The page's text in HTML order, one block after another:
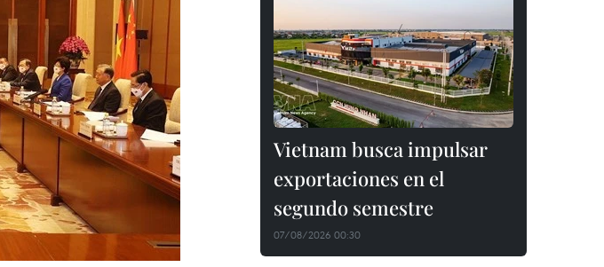
Vietnam busca impulsar
exportaciones en el
segundo semestre
07/08/2026 00:30